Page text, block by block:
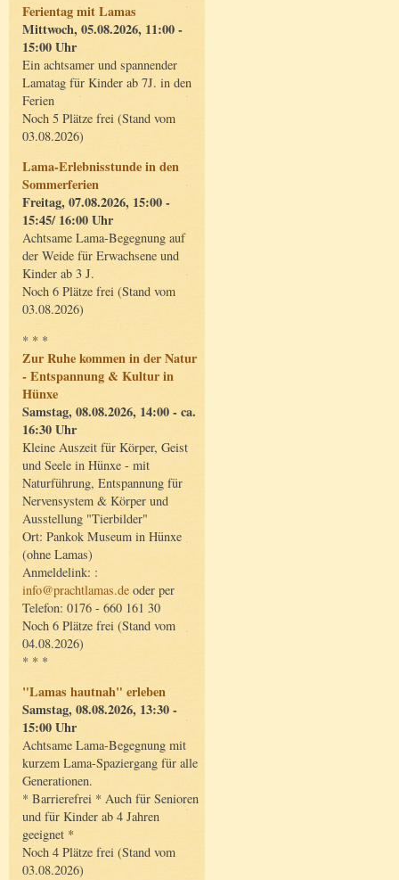
Ferientag mit Lamas
Mittwoch, 05.08.2026, 11:00 -
15:00 Uhr
Ein achtsamer und spannender
Lamatag für Kinder ab 7J. in den
Ferien
Noch 5 Plätze frei (Stand vom
03.08.2026)
Lama-Erlebnisstunde in den
Sommerferien
Freitag, 07.08.2026, 15:00 -
15:45/ 16:00 Uhr
Achtsame Lama-Begegnung auf
der Weide für Erwachsene und
Kinder ab 3 J.
Noch 6 Plätze frei (Stand vom
03.08.2026)
* * *
Zur Ruhe kommen in der Natur
- Entspannung & Kultur in
Hünxe
Samstag, 08.08.2026, 14:00 - ca.
16:30 Uhr
Kleine Auszeit für Körper, Geist
und Seele in Hünxe - mit
Naturführung, Entspannung für
Nervensystem & Körper und
Ausstellung "Tierbilder"
Ort: Pankok Museum in Hünxe
(ohne Lamas)
Anmeldelink: :
info@prachtlamas.de oder per
Telefon: 0176 - 660 161 30
Noch 6 Plätze frei (Stand vom
04.08.2026)
* * *
"Lamas hautnah" erleben
Samstag, 08.08.2026, 13:30 -
15:00 Uhr
Achtsame Lama-Begegnung mit
kurzem Lama-Spaziergang für alle
Generationen.
* Barrierefrei * Auch für Senioren
und für Kinder ab 4 Jahren
geeignet *
Noch 4 Plätze frei (Stand vom
03.08.2026)